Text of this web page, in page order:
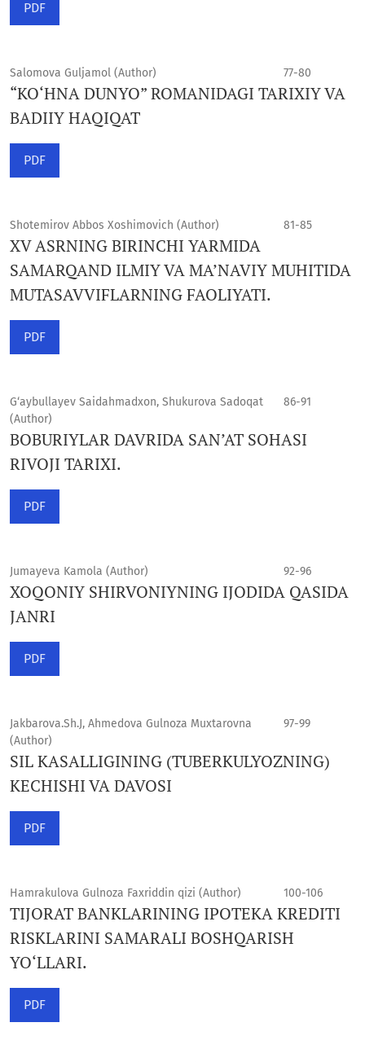
PDF
Salomova Guljamol (Author) 77-80
“KO‘HNA DUNYO” ROMANIDAGI TARIXIY VA
BADIIY HAQIQAT
PDF
Shotemirov Abbos Xoshimovich (Author) 81-85
XV ASRNING BIRINCHI YARMIDA
SAMARQAND ILMIY VA MA’NAVIY MUHITIDA
MUTASAVVIFLARNING FAOLIYATI.
PDF
G‘aybullayev Saidahmadxon, Shukurova Sadoqat
(Author)
86-91
BOBURIYLAR DAVRIDA SAN’AT SOHASI
RIVOJI TARIXI.
PDF
Jumayeva Kamola (Author) 92-96
XOQONIY SHIRVONIYNING IJODIDA QASIDA
JANRI
PDF
Jakbarova.Sh.J, Ahmedova Gulnoza Muxtarovna
(Author)
97-99
SIL KASALLIGINING (TUBERKULYOZNING)
KECHISHI VA DAVOSI
PDF
Hamrakulova Gulnoza Faxriddin qizi (Author) 100-106
TIJORAT BANKLARINING IPOTEKA KREDITI
RISKLARINI SAMARALI BOSHQARISH
YO‘LLARI.
PDF